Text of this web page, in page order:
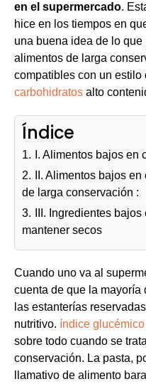
en el supermercado.
hice en los tiempos en
una buena idea de lo
alimentos de larga
compatibles con un estilo
carbohidratos alto
Índice
1.
I. Alimentos bajos en
2.
II. Alimentos bajos
de larga conservación :
3.
III. Ingredientes
mantener secos
Cuando uno va al
cuenta de que la mayoría
las estanterías
nutritivo. índice glucémico
sobre todo cuando se
conservación. La pasta,
llamativo de alimento